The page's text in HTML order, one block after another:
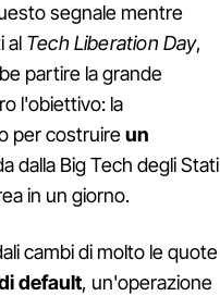
segnale mentre
al Tech Liberation Day,
partire la grande
l'obiettivo: la
per costruireun
dalla Big Tech degli Stati
in un giorno.
cambi di molto le quote
default, un'operazione